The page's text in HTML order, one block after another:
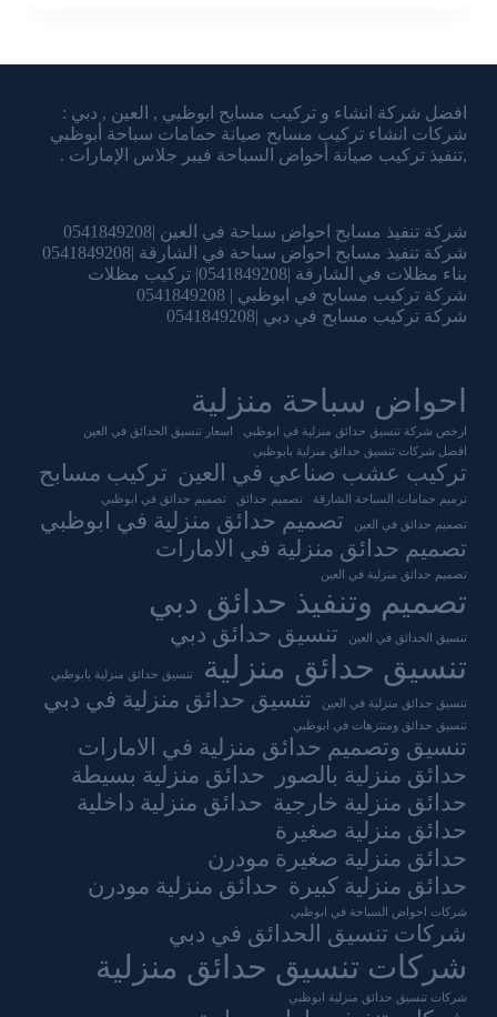
افضل شركة انشاء و تركيب مسابح ابوظبي , العين , دبي :
شركات انشاء تركيب مسابح صيانة حمامات سباحة أبوظبي
,تنفيذ تركيب صيانة أحواض السباحة فيبر جلاس الإمارات .
شركة تنفيذ مسابح احواض سباحة في العين |0541849208
شركة تنفيذ مسابح احواض سباحة في الشارقة |0541849208
بناء مظلات في الشارقة |0541849208| تركيب مظلات
شركة تركيب مسابح في ابوظبي | 0541849208
شركة تركيب مسابح في دبي |0541849208
احواض سباحة منزلية
ارخص شركة تنسيق حدائق منزلية في ابوظبي
اسعار تنسيق الحدائق في العين
افضل شركات تنسيق حدائق منزلية بابوظبي
تركيب عشب صناعي في العين تركيب مسابح
ترميم حمامات السباحة الشارقة تصميم حدائق تصميم حدائق في ابوظبي
تصميم حدائق في العين
تصميم حدائق منزلية في ابوظبي
تصميم حدائق منزلية في الامارات
تصميم حدائق منزلية في العين
تصميم وتنفيذ حدائق دبي
تنسيق الحدائق في العين تنسيق حدائق دبي
تنسيق حدائق منزلية تنسيق حدائق منزلية بابوظبي
تنسيق حدائق منزلية في العين تنسيق حدائق منزلية في دبي
تنسيق حدائق ومنتزهات في ابوظبي
تنسيق وتصميم حدائق منزلية في الامارات
حدائق منزلية بالصور
حدائق منزلية بسيطة
حدائق منزلية خارجية حدائق منزلية داخلية
حدائق منزلية صغيرة
حدائق منزلية صغيرة مودرن
حدائق منزلية كبيرة حدائق منزلية مودرن
شركات احواض السباحة في ابوظبي
شركات تنسيق الحدائق في دبي
شركات تنسيق حدائق منزلية
شركات تنسيق حدائق منزلية ابوظبي